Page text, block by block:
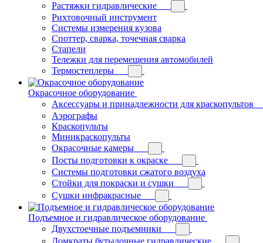
Растяжки гидравлические
Рихтовочный инструмент
Системы измерения кузова
Споттер, сварка, точечная сварка
Стапели
Тележки для перемещения автомобилей
Термостеплеры
Окрасочное оборудование
Аксессуары и принадлежности для краскопультов
Аэрографы
Краскопульты
Миникраскопульты
Окрасочные камеры
Посты подготовки к окраске
Системы подготовки сжатого воздуха
Стойки для покраски и сушки
Сушки инфракрасные
Подъемное и гидравлическое оборудование
Двухстоечные подъемники
Домкраты бутылочные гидравлические